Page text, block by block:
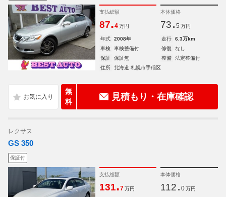
支払総額
87.4 万円
本体価格
73. 5 万円
年式 2008年 走行
6.3万km
車検
車検整備付 修復
なし
保証
保証無 整備
法定整備付
住所
北海道 札幌市手稲区
無
料
見積もり・在庫確認
レクサス
GS 350
保証付
支払総額
131.7 万円
本体価格
112. 0 万円